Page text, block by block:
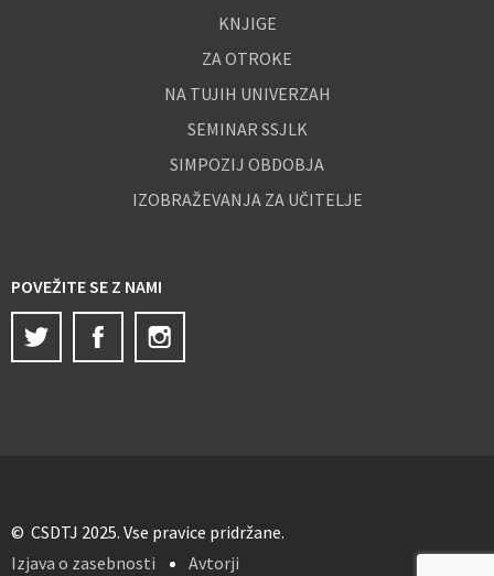
KNJIGE
ZA OTROKE
NA TUJIH UNIVERZAH
SEMINAR SSJLK
SIMPOZIJ OBDOBJA
IZOBRAŽEVANJA ZA UČITELJE
POVEŽITE SE Z NAMI
Twitter
Facebook
© CSDTJ 2025. Vse pravice pridržane.
Izjava o zasebnosti
Avtorji